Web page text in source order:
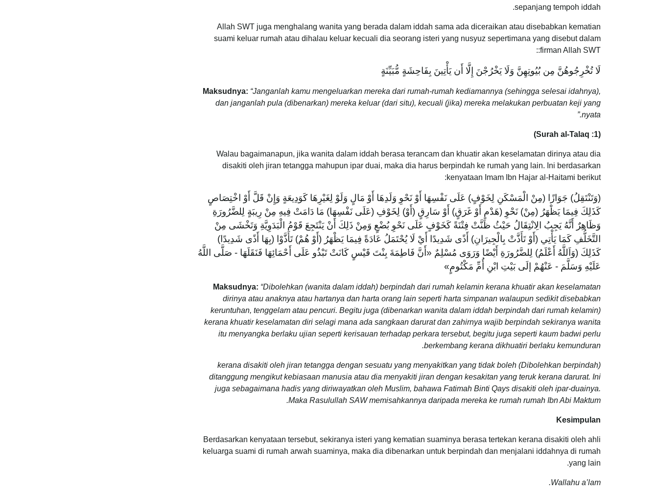
sepanjang tempoh iddah.
Allah SWT juga menghalang wanita yang berada dalam iddah sama ada diceraikan atau disebabkan kematian
suami keluar rumah atau dihalau keluar kecuali dia seorang isteri yang nusyuz sepertimana yang disebut dalam
firman Allah SWT::
لَا تُخْرِجُوهُنَّ مِن بُيُوتِهِنَّ وَلَا يَخْرُجْنَ إِلَّا أَن يَأْتِينَ بِفَاحِشَةٍ مُّبَيِّنَةٍ
Maksudnya: “Janganlah kamu mengeluarkan mereka dari rumah-rumah kediamannya (sehingga selesai idahnya),
dan janganlah pula (dibenarkan) mereka keluar (dari situ), kecuali (jika) mereka melakukan perbuatan keji yang
nyata.”
(Surah al-Talaq :1)
Walau bagaimanapun, jika wanita dalam iddah berasa terancam dan khuatir akan keselamatan dirinya atau dia
disakiti oleh jiran tetangga mahupun ipar duai, maka dia harus berpindah ke rumah yang lain. Ini berdasarkan
kenyataan Imam Ibn Hajar al-Haitami berikut:
(وَتَنْتَقِلُ) جَوَازًا (مِنْ الْمَسْكَنِ لِخَوْفٍ) عَلَى نَفْسِهَا أَوْ نَحْوِ وَلَدِهَا أَوْ مَالٍ وَلَوْ لِغَيْرِهَا كَوَدِيعَةٍ وَإِنْ قَلَّ أَوْ اخْتِصَاصٍ
كَذَلِكَ فِيمَا يَظْهَرُ (مِنْ) نَحْوِ (هَدْمٍ أَوْ غَرَقٍ) أَوْ سَارِقٍ (أَوْ) لِخَوْفِ (عَلَى نَفْسِهَا) مَا دَامَتْ فِيهِ مِنْ رِيبَةٍ لِلضَّرُورَةِ
وَظَاهِرٌ أَنَّهُ يَجِبُ الِانْتِقَالُ حَيْثُ ظَنَّتْ فِتْنَةً كَخَوْفٍ عَلَى نَحْوِ بُضْعٍ وَمِنْ ذَلِكَ أَنْ يَنْتَجِعَ قَوْمُ الْبَدَوِيَّةِ وَتَخْشَى مِنْ
التَّخَلُّفِ كَمَا يَأْتِي (أَوْ تَأَذَّتْ بِالْجِيرَانِ) أَذًى شَدِيدًا أَيْ لَا يُحْتَمَلُ عَادَةً فِيمَا يَظْهَرُ (أَوْ هُمْ) تَأَذَّوْا (بِهَا أَذًى شَدِيدًا)
كَذَلِكَ (وَاَللَّهُ أَعْلَمُ) لِلضَّرُورَةِ أَيْضًا وَرَوَى مُسْلِمٌ «أَنَّ فَاطِمَةَ بِنْتَ قَيْسٍ كَانَتْ تَبْذُو عَلَى أَحْمَائِهَا فَنَقَلَهَا - صَلَّى اللَّهُ
عَلَيْهِ وَسَلَّمَ - عَنْهُمْ إلَى بَيْتِ ابْنِ أُمِّ مَكْتُومٍ»
Maksudnya: “Dibolehkan (wanita dalam iddah) berpindah dari rumah kelamin kerana khuatir akan keselamatan
dirinya atau anaknya atau hartanya dan harta orang lain seperti harta simpanan walaupun sedikit disebabkan
keruntuhan, tenggelam atau pencuri. Begitu juga (dibenarkan wanita dalam iddah berpindah dari rumah kelamin)
kerana khuatir keselamatan diri selagi mana ada sangkaan darurat dan zahirnya wajib berpindah sekiranya wanita
itu menyangka berlaku ujian seperti kerisauan terhadap perkara tersebut, begitu juga seperti kaum badwi perlu
berkembang kerana dikhuatiri berlaku kemunduran.
(Dibolehkan berpindah) kerana disakiti oleh jiran tetangga dengan sesuatu yang menyakitkan yang tidak boleh
ditanggung mengikut kebiasaan manusia atau dia menyakiti jiran dengan kesakitan yang teruk kerana darurat. Ini
juga sebagaimana hadis yang diriwayatkan oleh Muslim, bahawa Fatimah Binti Qays disakiti oleh ipar-duainya.
Maka Rasulullah SAW memisahkannya daripada mereka ke rumah rumah Ibn Abi Maktum.
Kesimpulan
Berdasarkan kenyataan tersebut, sekiranya isteri yang kematian suaminya berasa tertekan kerana disakiti oleh ahli
keluarga suami di rumah arwah suaminya, maka dia dibenarkan untuk berpindah dan menjalani iddahnya di rumah
yang lain.
Wallahu a’lam.